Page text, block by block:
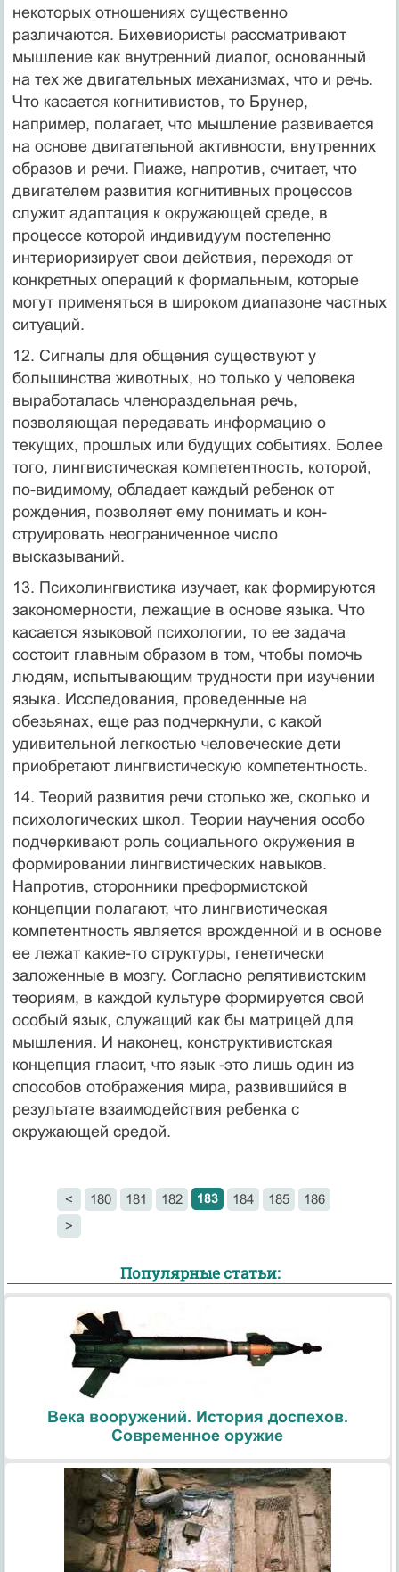
некоторых отноше­ниях существенно
различаются. Бихевиористы рассматривают
мышле­ние как внутренний диалог, основанный
на тех же двигательных меха­низмах, что и речь.
Что касается когнитивистов, то Брунер,
например, полагает, что мышление развивается
на основе двигательной активно­сти, внутренних
образов и речи. Пиаже, напротив, считает, что
двигате­лем развития когнитивных процессов
служит адаптация к окружающей среде, в
процессе которой индивидуум постепенно
интериоризирует свои действия, переходя от
конкретных операций к формальным, которые
могут применяться в широком диапазоне частных
ситуаций.
12. Сигналы для общения существуют у
большинства животных, но только у человека
выработалась членораздельная речь,
позволяющая передавать информацию о
текущих, прошлых или будущих событиях. Более
того, лингвистическая компетентность, которой,
по-видимому, обладает каждый ребенок от
рождения, позволяет ему понимать и кон­
струировать неограниченное число
высказываний.
13. Психолингвистика изучает, как формируются
закономерности, лежащие в основе языка. Что
касается языковой психологии, то ее задача
состоит главным образом в том, чтобы помочь
людям, испыты­вающим трудности при изучении
языка. Исследования, проведенные на
обезьянах, еще раз подчеркнули, с какой
удивительной легкостью человеческие дети
приобретают лингвистическую компетентность.
14. Теорий развития речи столько же, сколько и
психологических школ. Теории научения особо
подчеркивают роль социального окруже­ния в
формировании лингвистических навыков.
Напротив, сторонники преформистской
концепции полагают, что лингвистическая
компетент­ность является врожденной и в основе
ее лежат какие-то структуры, генетически
заложенные в мозгу. Согласно релятивистским
теориям, в каждой культуре формируется свой
особый язык, служащий как бы матрицей для
мышления. И наконец, конструктивистская
концепция гласит, что язык -это лишь один из
способов отображения мира, развившийся в
результате взаимодействия ребенка с
окружающей средой.
< 180 181 182 183 184 185
186
>
Популярные статьи:
Века вооружений. История доспехов.
Современное оружие